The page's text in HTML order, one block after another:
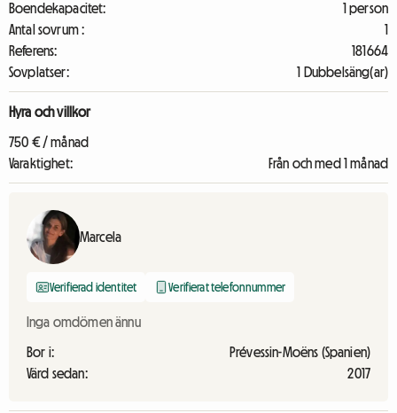
Boendekapacitet:
1 person
Antal sovrum :
1
Referens:
181664
Sovplatser:
1 Dubbelsäng(ar)
Hyra och villkor
750 € / månad
Varaktighet:
Från och med 1 månad
Marcela
Verifierad identitet Verifierat telefonnummer
Inga omdömen ännu
Bor i:
Prévessin-Moëns (Spanien)
Värd sedan:
2017